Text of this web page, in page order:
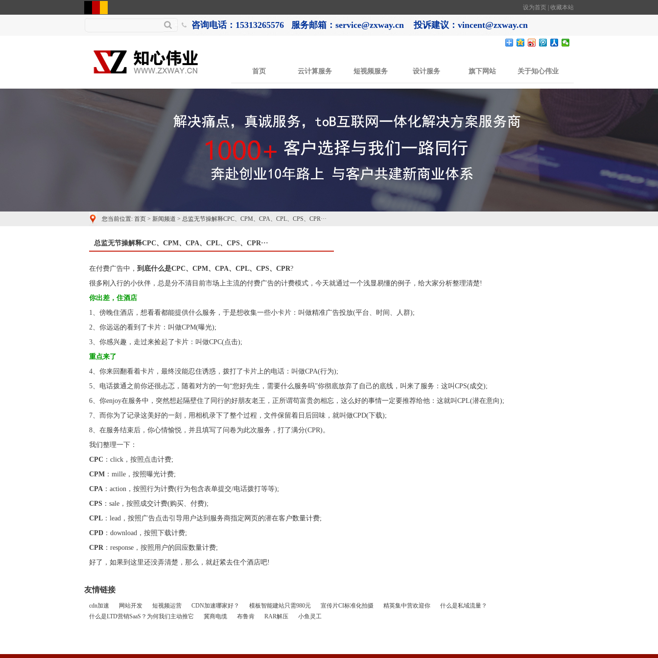
设为首页 收藏本站
咨询电话：15313265576 服务邮箱：service@zxway.cn 投诉建议：vincent@zxway.cn
首页 云计算服务 短视频服务 设计服务 旗下网站 关于知心伟业
您当前位置: 首页 > 新闻频道 > 总监无节操解释CPC、CPM、CPA、CPL、CPS、CPR···
总监无节操解释CPC、CPM、CPA、CPL、CPS、CPR···
在付费广告中， 到底什么是CPC、CPM、CPA、CPL、CPS、CPR?
很多刚入行的小伙伴，总是分不清目前市场上主流的付费广告的计费模式，今天就通过一个浅显易懂的例子，给大家分析整理清楚!
你出差，住酒店
1、傍晚住酒店，想看看都能提供什么服务，于是想收集一些小卡片：叫做精准广告投放(平台、时间、人群);
2、你远远的看到了卡片：叫做CPM(曝光);
3、你感兴趣，走过来捡起了卡片：叫做CPC(点击);
重点来了
4、你来回翻看着卡片，最终没能忍住诱惑，拨打了卡片上的电话：叫做CPA(行为);
5、电话拨通之前你还很忐忑，随着对方的一句“您好先生，需要什么服务吗”你彻底放弃了自己的底线，叫来了服务：这叫CPS(成交);
6、你enjoy在服务中，突然想起隔壁住了同行的好朋友老王，正所谓苟富贵勿相忘，这么好的事情一定要推荐给他：这就叫CPL(潜在意向);
7、而你为了记录这美好的一刻，用相机录下了整个过程，文件保留着日后回味，就叫做CPD(下载);
8、在服务结束后，你心情愉悦，并且填写了问卷为此次服务，打了满分(CPR)。
我们整理一下：
CPC ：click，按照点击计费;
CPM ：mille，按照曝光计费;
CPA ：action，按照行为计费(行为包含表单提交/电话拨打等等);
CPS ：sale，按照成交计费(购买、付费);
CPL ：lead，按照广告点击引导用户达到服务商指定网页的潜在客户数量计费;
CPD ：download，按照下载计费;
CPR：response，按照用户的回应数量计费;
好了，如果到这里还没弄清楚，那么，就赶紧去住个酒店吧!
友情链接
cdn加速 网站开发 短视频运营 CDN加速哪家好？ 模板智能建站只需980元 宣传片CI标准化拍摄 精英集中营欢迎你
什么是私域流量？
什么是LTD营销SaaS？为何我们主动推它
冀商电缆 布鲁肯 RAR解压 小鱼灵工